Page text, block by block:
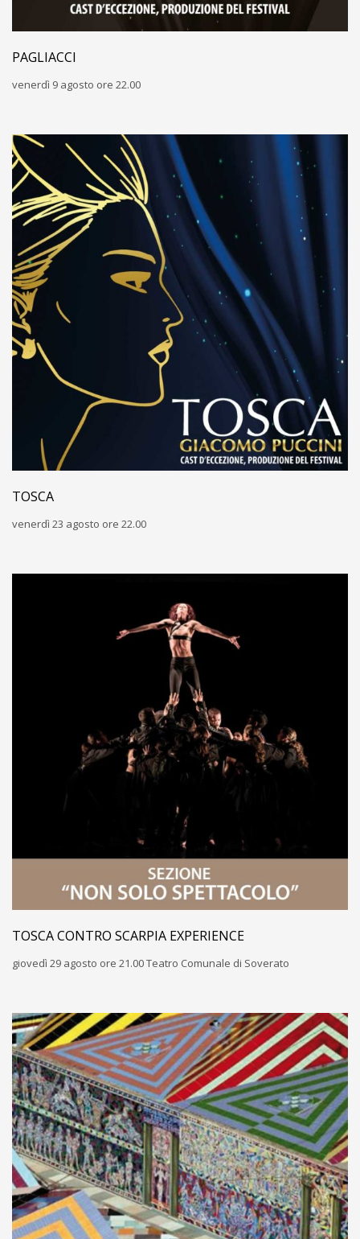
PAGLIACCI
venerdì 9 agosto ore 22.00
TOSCA
venerdì 23 agosto ore 22.00
TOSCA CONTRO SCARPIA EXPERIENCE
giovedì 29 agosto ore 21.00 Teatro Comunale di Soverato